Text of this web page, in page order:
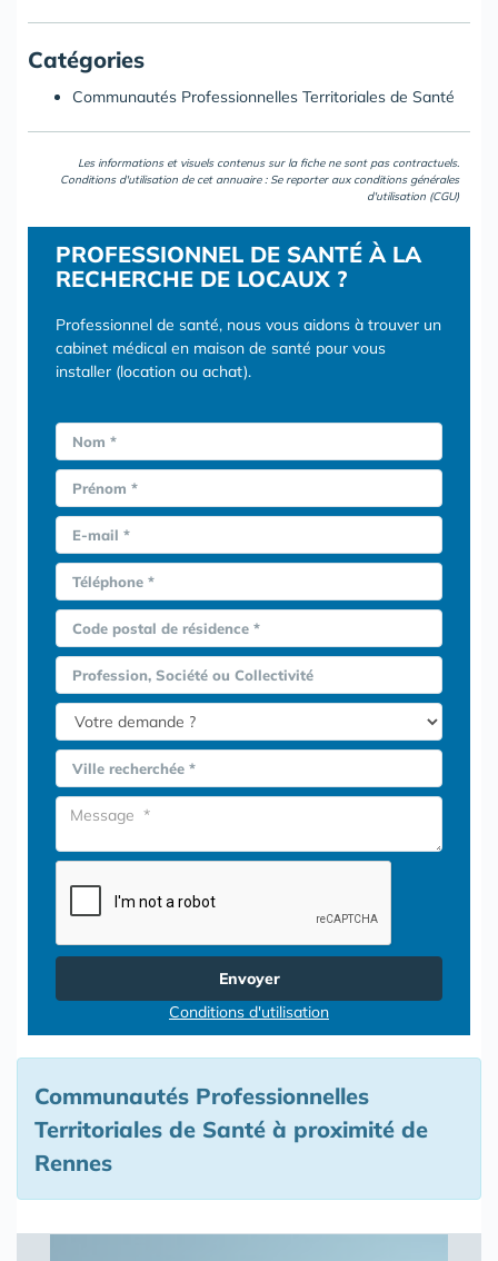
Catégories
Communautés Professionnelles Territoriales de Santé
Les informations et visuels contenus sur la fiche ne sont pas contractuels.
Conditions d'utilisation de cet annuaire : Se reporter aux conditions générales
d'utilisation (CGU)
PROFESSIONNEL DE SANTÉ À LA
RECHERCHE DE LOCAUX ?
Professionnel de santé, nous vous aidons à trouver un
cabinet médical en maison de santé pour vous
installer (location ou achat).
Nom *
Prénom *
E-mail *
Téléphone *
Code postal de résidence *
Profession, Société ou Collectivité
Ville recherchée *
Envoyer
Conditions d'utilisation
Communautés Professionnelles
Territoriales de Santé à proximité de
Rennes